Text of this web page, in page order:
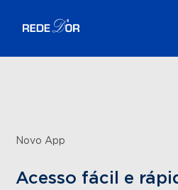
Novo App
Acesso fácil e